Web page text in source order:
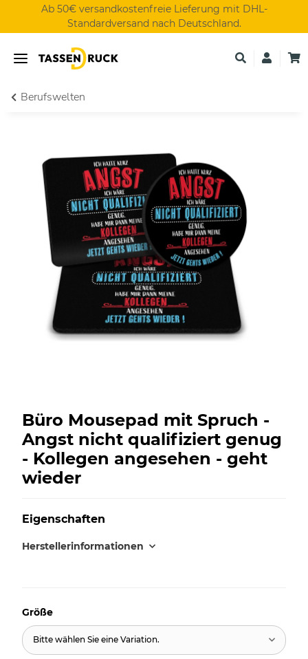
Ab 50€ versandkostenfreie Lieferung mit DHL-
Standardversand nach Deutschland.
Berufswelten
Büro Mousepad mit Spruch -
Angst nicht qualifiziert genug
- Kollegen angesehen - geht
wieder
Eigenschaften
Herstellerinformationen
Größe
Bitte wählen Sie eine Variation.